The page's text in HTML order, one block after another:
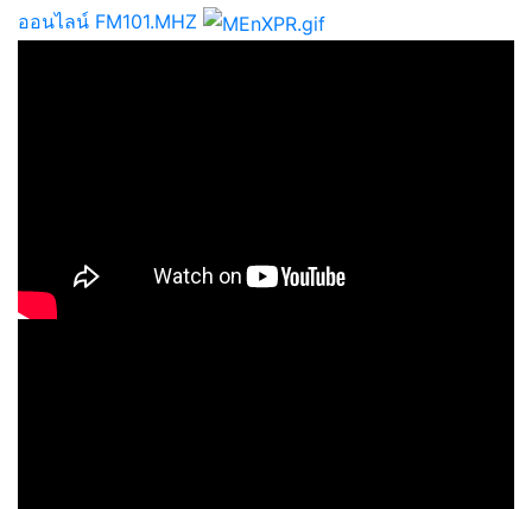
ออนไลน์ FM101.MHZ